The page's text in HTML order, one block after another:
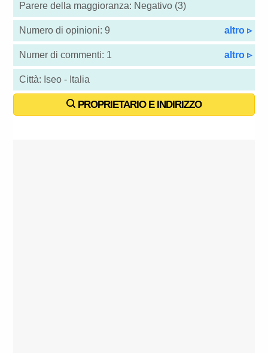
Parere della maggioranza: Negativo (3)
Numero di opinioni: 9 altro ▹
Numer di commenti: 1 altro ▹
Città: Iseo - Italia
PROPRIETARIO E INDIRIZZO